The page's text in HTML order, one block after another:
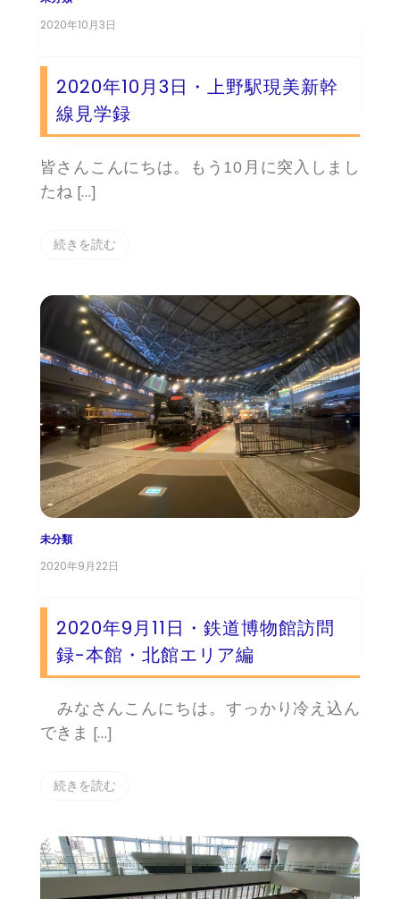
2020年10月3日
2020年10月3日・上野駅現美新幹
線見学録
皆さんこんにちは。もう10月に突入しまし
たね […]
続きを読む
未分類
2020年9月22日
2020年9月11日・鉄道博物館訪問
録-本館・北館エリア編
みなさんこんにちは。すっかり冷え込ん
できま […]
続きを読む